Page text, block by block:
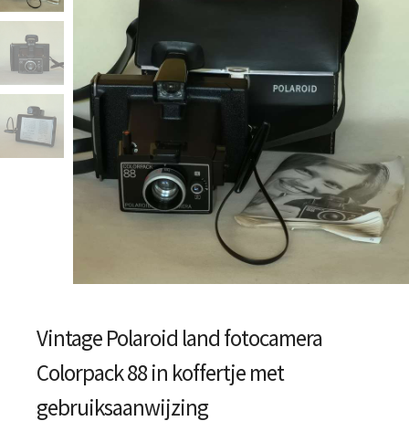
Vintage Polaroid land fotocamera
Colorpack 88 in koffertje met
gebruiksaanwijzing